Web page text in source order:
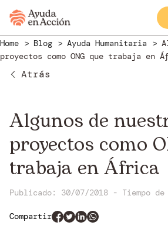
Home Blog Ayuda Humanitaria
proyectos como ONG que trabaja en
Atrás
Algunos de
proyectos como
trabaja en África
Publicado: 30/07/2018 - Tiempo
Compartir